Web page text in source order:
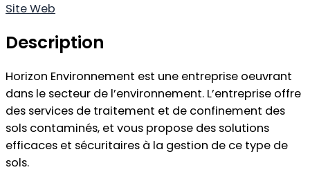
Site Web
Description
Horizon Environnement est une entreprise oeuvrant
dans le secteur de l’environnement. L’entreprise offre
des services de traitement et de confinement des
sols contaminés, et vous propose des solutions
efficaces et sécuritaires à la gestion de ce type de
sols.